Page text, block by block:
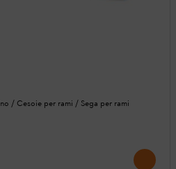
/ Cesoie per rami / Sega per rami